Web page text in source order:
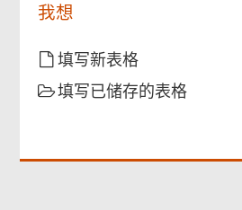
我想
填写新表格
填写已储存的表格